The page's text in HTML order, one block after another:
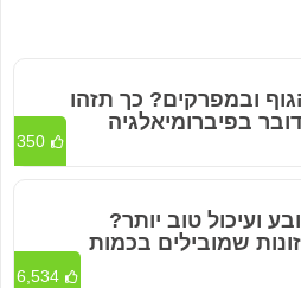
ובמפרקים? כך תזהו
בפיברומיאלגיה
350
ועיכול טוב יותר?
שמובילים בכמות
6,534